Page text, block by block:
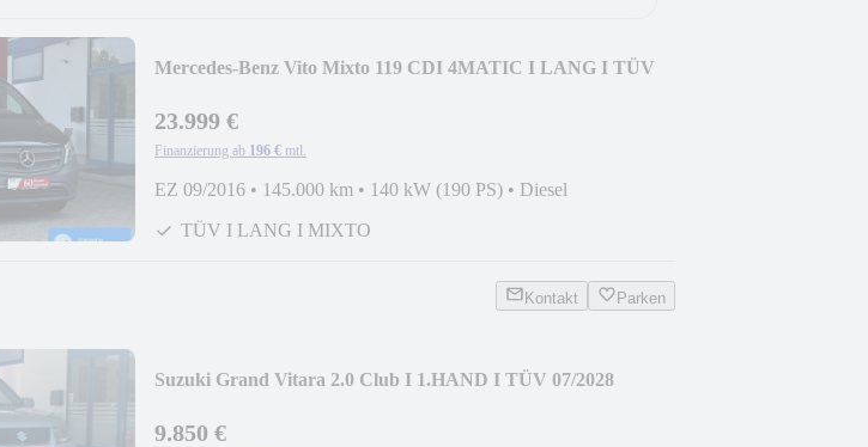
Mercedes-Benz Vito Mixto 119 CDI 4MATIC I LANG I TÜV
23.999 €
Finanzierung ab 196 € mtl.
EZ 09/2016 • 145.000 km • 140 kW (190 PS) • Diesel
TÜV I LANG I MIXTO
Kontakt Parken
Suzuki Grand Vitara 2.0 Club I 1.HAND I TÜV 07/2028
9.850 €